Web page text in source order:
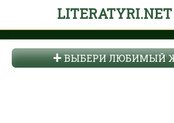
LITERATYRI.NET
ВЫБЕРИ ЛЮБИМЫЙ